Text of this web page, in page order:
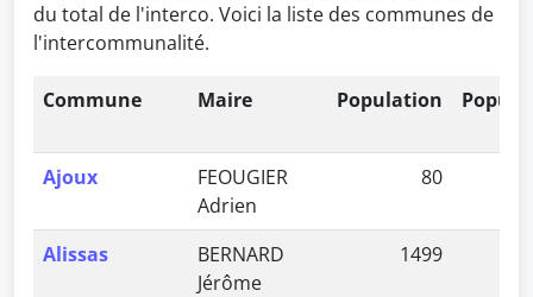
du total de l'interco. Voici la liste des communes de
l'intercommunalité.
Commune Maire Population
Ajoux
FEOUGIER
Adrien
80
Alissas
BERNARD
Jérôme
1499